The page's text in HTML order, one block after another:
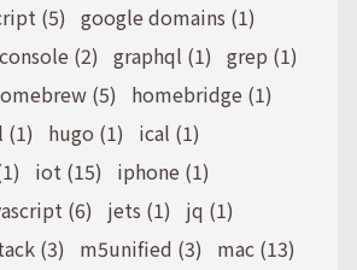
(5) google domains (1)
(2) graphql (1) grep (1)
(5)
homebridge (1)
(1) hugo (1)
ical (1)
iot (15)
iphone (1)
(6) jets (1)
jq (1)
(3) m5unified (3)
mac (13)